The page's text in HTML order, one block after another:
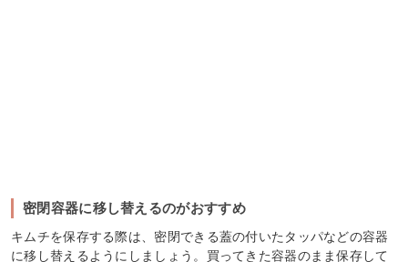
密閉容器に移し替えるのがおすすめ
キムチを保存する際は、密閉できる蓋の付いたタッパなどの容器
に移し替えるようにしましょう。買ってきた容器のまま保存して